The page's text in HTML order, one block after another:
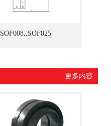
SOF008..SOF025
更多内容